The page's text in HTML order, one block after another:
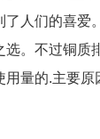
人们的喜爱
选。不过铜质
量的.主要原